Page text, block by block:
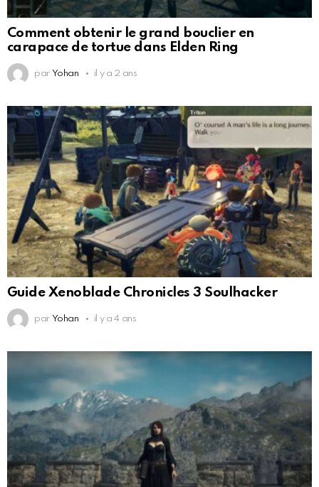
Comment obtenir le grand bouclier en
carapace de tortue dans Elden Ring
par Yohan il y a 2 ans
Guide Xenoblade Chronicles 3 Soulhacker
par Yohan il y a 4 ans